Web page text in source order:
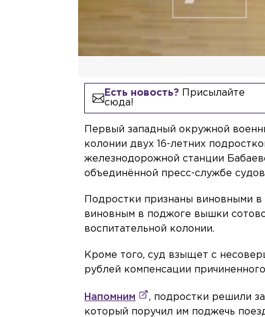
Есть новость?Присылайте
сюда!
Первый западный окружной
колонии двух 16-летних
железнодорожной станции
объединённой пресс-службе
Подростки признаны виновными
виновным в поджоге вышки
воспитательной колонии.
Кроме того, суд взыщет с
рублей компенсации
Напомним
, подростки решили
который поручил им поджечь